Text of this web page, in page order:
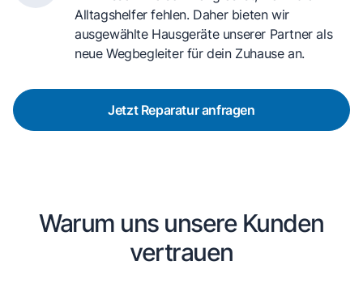
Alltagshelfer fehlen. Daher bieten wir
ausgewählte Hausgeräte unserer Partner als
neue Wegbegleiter für dein Zuhause an.
Jetzt Reparatur anfragen
Warum uns unsere Kunden
vertrauen